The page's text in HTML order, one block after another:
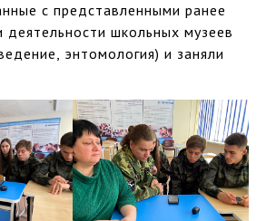
с представленными ранее
деятельности школьных музеев
энтомология) и заняли